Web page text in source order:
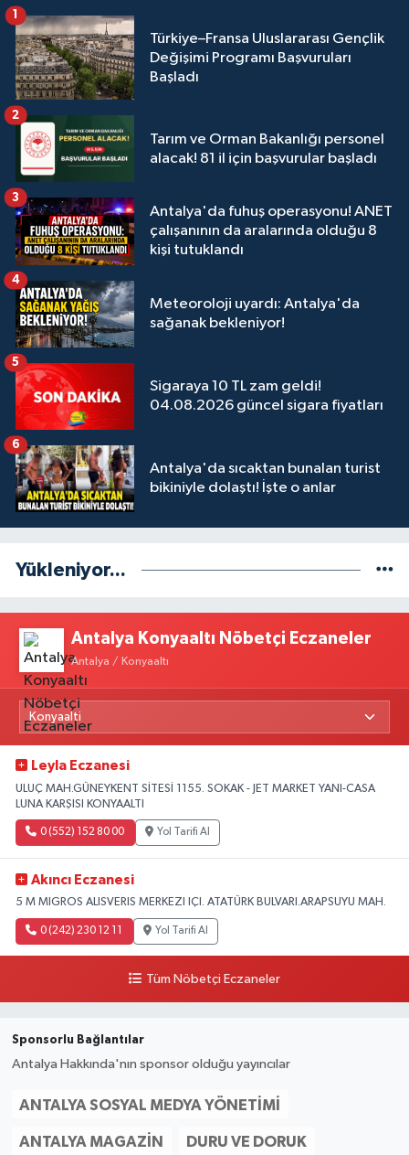
Türkiye–Fransa Uluslararası Gençlik
Değişimi Programı Başvuruları
Başladı
Tarım ve Orman Bakanlığı personel
alacak! 81 il için başvurular başladı
2
Antalya'da fuhuş operasyonu! ANET
çalışanının da aralarında olduğu 8
kişi tutuklandı
3
Meteoroloji uyardı: Antalya'da
sağanak bekleniyor!
4
Sigaraya 10 TL zam geldi!
04.08.2026 güncel sigara fiyatları
5
Antalya'da sıcaktan bunalan turist
bikiniyle dolaştı! İşte o anlar
6
Yükleniyor...
Antalya Konyaaltı Nöbetçi Eczaneler
Antalya / Konyaaltı
Leyla Eczanesi
ULUÇ MAH.GÜNEYKENT SİTESİ 1155. SOKAK - JET MARKET YANI-CASA
LUNA KARŞISI KONYAALTI
0 (552) 152 80 00 Yol Tarifi Al
Akıncı Eczanesi
5 M MIGROS ALISVERIS MERKEZI IÇI. ATATÜRK BULVARI.ARAPSUYU MAH.
0 (242) 230 12 11 Yol Tarifi Al
Tüm Nöbetçi Eczaneler
Sponsorlu Bağlantılar
Antalya Hakkında'nın sponsor olduğu yayıncılar
ANTALYA SOSYAL MEDYA YÖNETIMI
ANTALYA MAGAZIN DURU VE DORUK